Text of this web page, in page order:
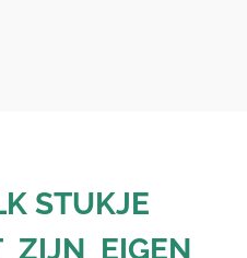
ZIJN EIGEN